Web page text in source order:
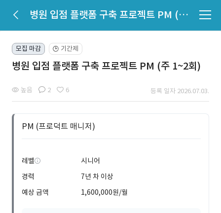
병원 입점 플랫폼 구축 프로젝트 PM (주 1~2회)
모집 마감 🕒 기간제
병원 입점 플랫폼 구축 프로젝트 PM (주 1~2회)
높음 2 6 등록 일자 2026.07.03.
PM (프로덕트 매니저)
레벨
시니어
경력
7년 차 이상
예상 금액
1,600,000원/월